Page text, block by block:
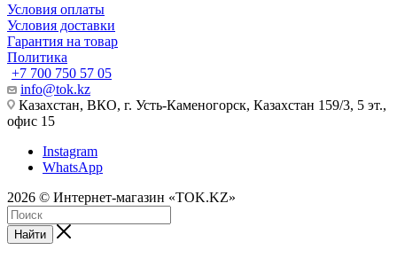
Условия оплаты
Условия доставки
Гарантия на товар
Политика
+7 700 750 57 05
info@tok.kz
Казахстан, ВКО, г. Усть-Каменогорск, Казахстан 159/3, 5 эт.,
офис 15
Instagram
WhatsApp
2026 © Интернет-магазин «TOK.KZ»
Найти